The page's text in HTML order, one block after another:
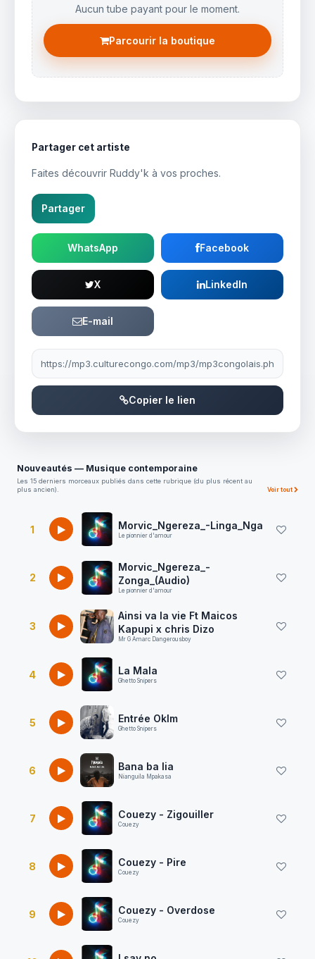
Aucun tube payant pour le moment.
Parcourir la boutique
Partager cet artiste
Faites découvrir Ruddy'k à vos proches.
Partager
WhatsApp Facebook
X LinkedIn
E-mail
Lien à partager
Copier le lien
Nouveautés — Musique contemporaine
Les 15 derniers morceaux publiés dans cette rubrique (du plus récent au
plus ancien).
Voir tout
1 Morvic_Ngereza_-Linga_Nga
Le pionnier d'amour
2
Morvic_Ngereza_-
Zonga_(Audio)
Le pionnier d'amour
3
Ainsi va la vie Ft Maicos
Kapupi x chris Dizo
Mr G Amarc Dangerousboy
4 La Mala
Ghetto Snipers
5 Entrée Oklm
Ghetto Snipers
6 Bana ba lia
Nianguila Mpakasa
7 Couezy - Zigouiller
Couezy
8 Couezy - Pire
Couezy
9 Couezy - Overdose
Couezy